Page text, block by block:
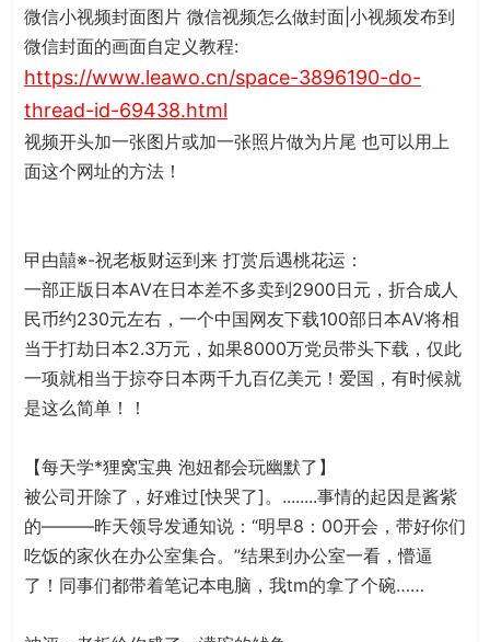
微信小视频封面图片 微信视频怎么做封面|小视频发布到
微信封面的画面自定义教程:
https://www.leawo.cn/space-3896190-do-
thread-id-69438.html
视频开头加一张图片或加一张照片做为片尾 也可以用上
面这个网址的方法！
曱甴囍※-祝老板财运到来 打赏后遇桃花运：
一部正版日本AV在日本差不多卖到2900日元，折合成人
民币约230元左右，一个中国网友下载100部日本AV将相
当于打劫日本2.3万元，如果8000万党员带头下载，仅此
一项就相当于掠夺日本两千九百亿美元！爱国，有时候就
是这么简单！！
【每天学*狸窝宝典 泡妞都会玩幽默了】
被公司开除了，好难过[快哭了]。........事情的起因是酱紫
的———昨天领导发通知说：“明早8：00开会，带好你们
吃饭的家伙在办公室集合。”结果到办公室一看，懵逼
了！同事们都带着笔记本电脑，我tm的拿了个碗……